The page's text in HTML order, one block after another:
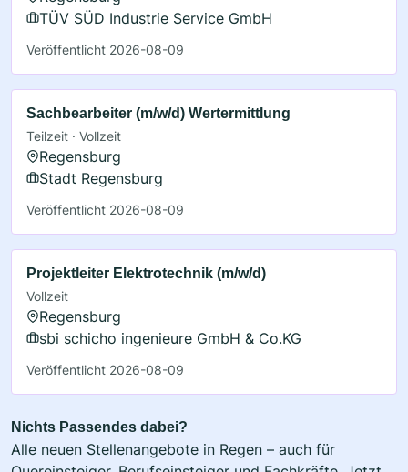
TÜV SÜD Industrie Service GmbH
Veröffentlicht 2026-08-09
Sachbearbeiter (m/w/d) Wertermittlung
Teilzeit · Vollzeit
Regensburg
Stadt Regensburg
Veröffentlicht 2026-08-09
Projektleiter Elektrotechnik (m/w/d)
Vollzeit
Regensburg
sbi schicho ingenieure GmbH & Co.KG
Veröffentlicht 2026-08-09
Nichts Passendes dabei?
Alle neuen Stellenangebote in Regen – auch für